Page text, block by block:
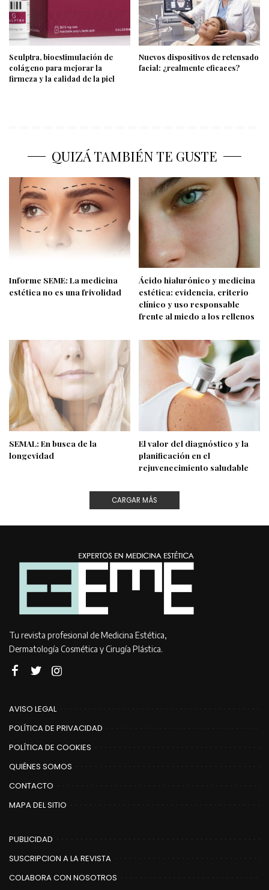
Sculptra, bioestimulación de
colágeno para mejorar la
firmeza y la calidad de la piel
Nuevos dispositivos de retensado
facial: ¿realmente eficaces?
QUIZÁ TAMBIÉN TE GUSTE
Informe SEME: La medicina
estética no es una frivolidad
Ácido hialurónico y medicina
estética: evidencia, criterio
clínico y uso responsable
frente al miedo a los rellenos
SEMAL: En busca de la
longevidad
El valor del diagnóstico y la
planificación en el
rejuvenecimiento saludable
CARGAR MÁS
Tu revista profesional de Medicina Estética,
Dermatología Cosmética y Cirugía Plástica.
AVISO LEGAL
POLÍTICA DE PRIVACIDAD
POLÍTICA DE COOKIES
QUIÉNES SOMOS
CONTACTO
MAPA DEL SITIO
PUBLICIDAD
SUSCRIPCION A LA REVISTA
COLABORA CON NOSOTROS